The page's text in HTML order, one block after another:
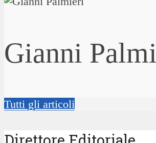
Gianni
Tutti gli articoli